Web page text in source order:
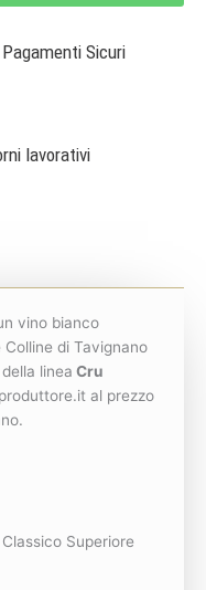
Pagamenti Sicuri
lavorativi
vino bianco
Colline di Tavignano
linea Cru
al prezzo
Superiore